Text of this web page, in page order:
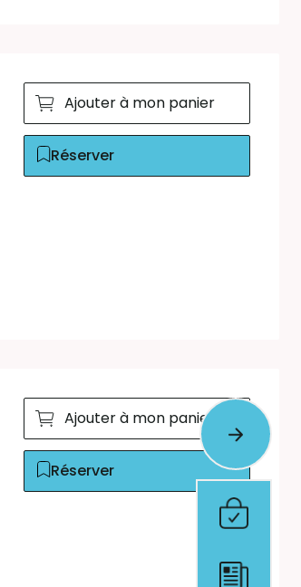
Ajouter à mon panier
Réserver
Ajouter à mon panier
Réserver